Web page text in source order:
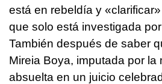
está en rebeldía y
que solo está investigada
También después de saber
Mireia Boya, imputada por la
absuelta en un juicio